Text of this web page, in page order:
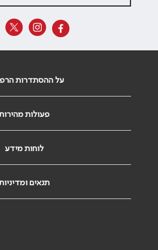
על ההסתדרות
פעולות
לוחות מידע
תנאים